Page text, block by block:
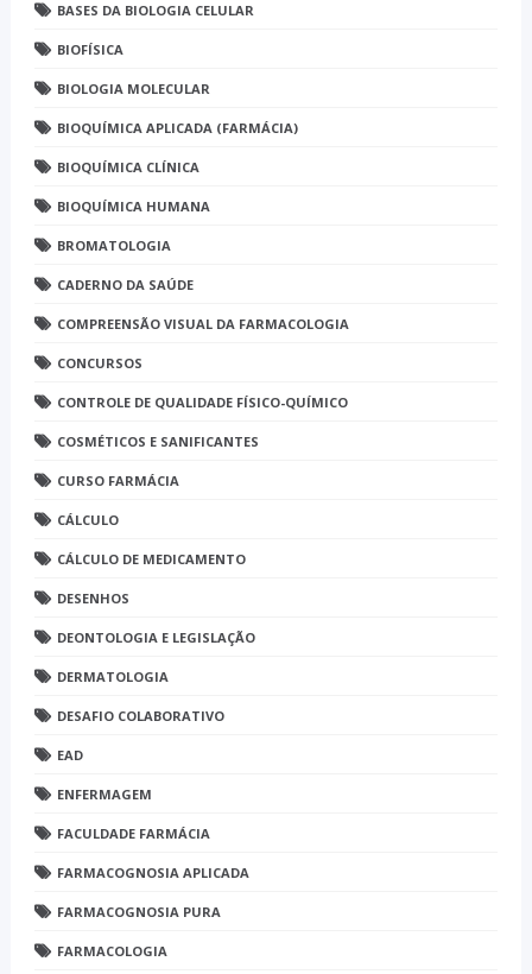
BASES DA BIOLOGIA CELULAR
BIOFÍSICA
BIOLOGIA MOLECULAR
BIOQUÍMICA APLICADA (FARMÁCIA)
BIOQUÍMICA CLÍNICA
BIOQUÍMICA HUMANA
BROMATOLOGIA
CADERNO DA SAÚDE
COMPREENSÃO VISUAL DA FARMACOLOGIA
CONCURSOS
CONTROLE DE QUALIDADE FÍSICO-QUÍMICO
COSMÉTICOS E SANIFICANTES
CURSO FARMÁCIA
CÁLCULO
CÁLCULO DE MEDICAMENTO
DESENHOS
DEONTOLOGIA E LEGISLAÇÃO
DERMATOLOGIA
DESAFIO COLABORATIVO
EAD
ENFERMAGEM
FACULDADE FARMÁCIA
FARMACOGNOSIA APLICADA
FARMACOGNOSIA PURA
FARMACOLOGIA